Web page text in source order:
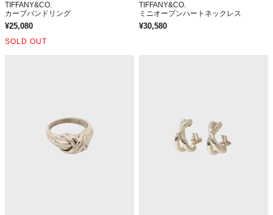
TIFFANY&CO.
カーブバンドリング
¥25,080
SOLD OUT
TIFFANY&CO.
ミニオープンハートネックレス
¥30,580